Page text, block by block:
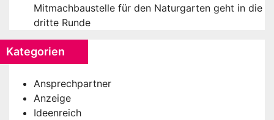
Mitmachbaustelle für den Naturgarten geht in die
dritte Runde
Kategorien
Ansprechpartner
Anzeige
Ideenreich